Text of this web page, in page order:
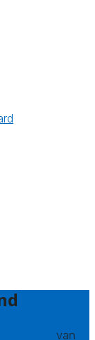
van